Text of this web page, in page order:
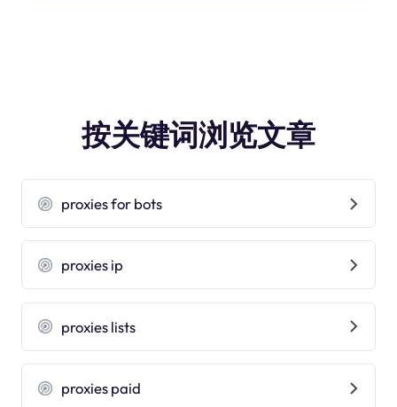
按关键词浏览文章
proxies for bots
proxies ip
proxies lists
proxies paid